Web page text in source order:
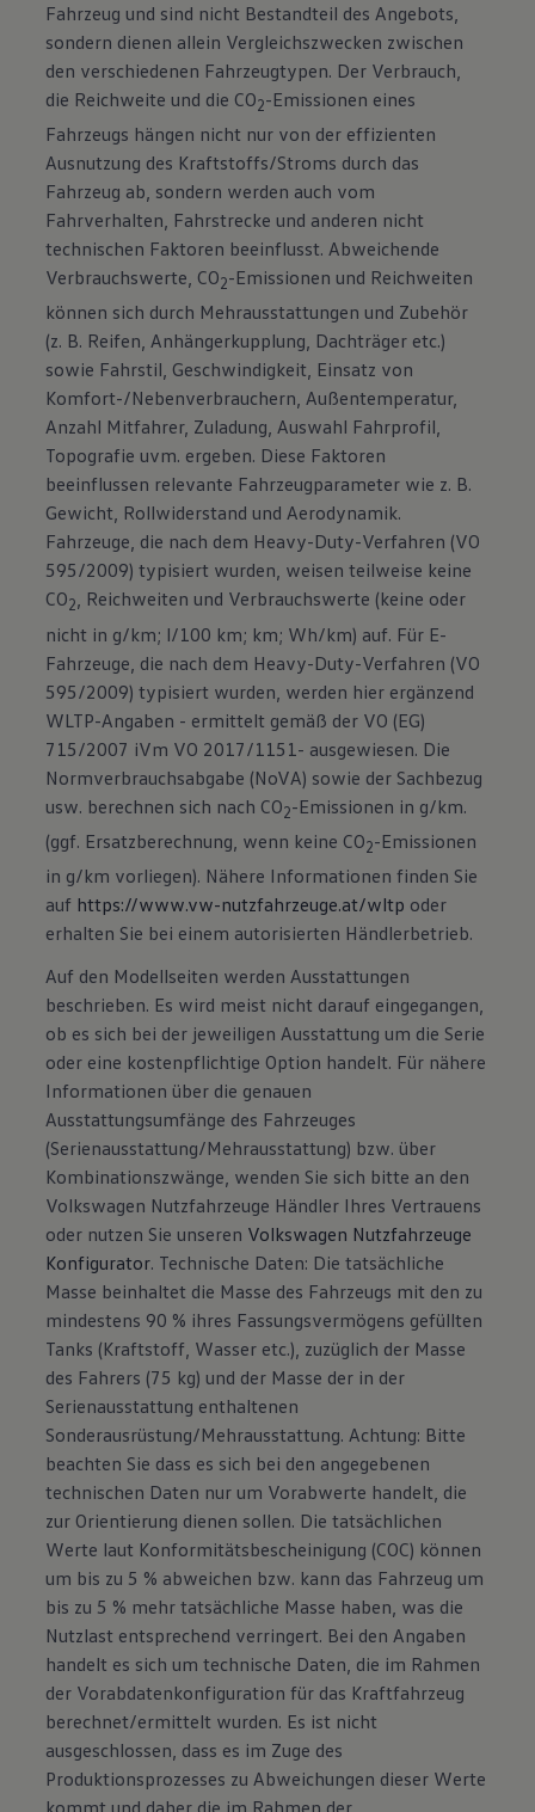
Fahrzeug und sind nicht Bestandteil des Angebots,
sondern dienen allein Vergleichszwecken zwischen
den verschiedenen Fahrzeugtypen. Der Verbrauch,
die Reichweite und die CO2-Emissionen eines
Fahrzeugs hängen nicht nur von der effizienten
Ausnutzung des Kraftstoffs/Stroms durch das
Fahrzeug ab, sondern werden auch vom
Fahrverhalten, Fahrstrecke und anderen nicht
technischen Faktoren beeinflusst. Abweichende
Verbrauchswerte, CO2-Emissionen und Reichweiten
können sich durch Mehrausstattungen und Zubehör
(z. B. Reifen, Anhängerkupplung, Dachträger etc.)
sowie Fahrstil, Geschwindigkeit, Einsatz von
Komfort-/Nebenverbrauchern, Außentemperatur,
Anzahl Mitfahrer, Zuladung, Auswahl Fahrprofil,
Topografie uvm. ergeben. Diese Faktoren
beeinflussen relevante Fahrzeugparameter wie z. B.
Gewicht, Rollwiderstand und Aerodynamik.
Fahrzeuge, die nach dem Heavy-Duty-Verfahren (VO
595/2009) typisiert wurden, weisen teilweise keine
CO2, Reichweiten und Verbrauchswerte (keine oder
nicht in g/km; l/100 km; km; Wh/km) auf. Für E-
Fahrzeuge, die nach dem Heavy-Duty-Verfahren (VO
595/2009) typisiert wurden, werden hier ergänzend
WLTP-Angaben - ermittelt gemäß der VO (EG)
715/2007 iVm VO 2017/1151- ausgewiesen. Die
Normverbrauchsabgabe (NoVA) sowie der Sachbezug
usw. berechnen sich nach CO2-Emissionen in g/km.
(ggf. Ersatzberechnung, wenn keine CO2-Emissionen
in g/km vorliegen). Nähere Informationen finden Sie
auf https://www.vw-nutzfahrzeuge.at/wltp oder
erhalten Sie bei einem autorisierten Händlerbetrieb.
Auf den Modellseiten werden Ausstattungen
beschrieben. Es wird meist nicht darauf eingegangen,
ob es sich bei der jeweiligen Ausstattung um die Serie
oder eine kostenpflichtige Option handelt. Für nähere
Informationen über die genauen
Ausstattungsumfänge des Fahrzeuges
(Serienausstattung/Mehrausstattung) bzw. über
Kombinationszwänge, wenden Sie sich bitte an den
Volkswagen Nutzfahrzeuge Händler Ihres Vertrauens
oder nutzen Sie unseren Volkswagen Nutzfahrzeuge
Konfigurator. Technische Daten: Die tatsächliche
Masse beinhaltet die Masse des Fahrzeugs mit den zu
mindestens 90 % ihres Fassungsvermögens gefüllten
Tanks (Kraftstoff, Wasser etc.), zuzüglich der Masse
des Fahrers (75 kg) und der Masse der in der
Serienausstattung enthaltenen
Sonderausrüstung/Mehrausstattung. Achtung: Bitte
beachten Sie dass es sich bei den angegebenen
technischen Daten nur um Vorabwerte handelt, die
zur Orientierung dienen sollen. Die tatsächlichen
Werte laut Konformitätsbescheinigung (COC) können
um bis zu 5 % abweichen bzw. kann das Fahrzeug um
bis zu 5 % mehr tatsächliche Masse haben, was die
Nutzlast entsprechend verringert. Bei den Angaben
handelt es sich um technische Daten, die im Rahmen
der Vorabdatenkonfiguration für das Kraftfahrzeug
berechnet/ermittelt wurden. Es ist nicht
ausgeschlossen, dass es im Zuge des
Produktionsprozesses zu Abweichungen dieser Werte
kommt und daher die im Rahmen der